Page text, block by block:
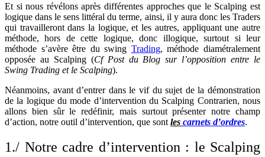
Et si nous révélons après différentes approches que le Scalping est
logique dans le sens littéral du terme, ainsi, il y aura donc les Traders
qui travailleront dans la logique, et les autres, appliquant une autre
méthode, hors de cette logique, donc illogique, surtout si leur
méthode s’avère être du swing Trading, méthode diamétralement
opposée au Scalping (Cf Post du Blog sur l’opposition entre le
Swing Trading et le Scalping).
Néanmoins, avant d’entrer dans le vif du sujet de la démonstration
de la logique du mode d’intervention du Scalping Contrarien, nous
allons bien sûr le redéfinir, mais surtout présenter notre champ
d’action, notre outil d’intervention, que sont les carnets d’ordres.
1./ Notre cadre d’intervention : le Scalping